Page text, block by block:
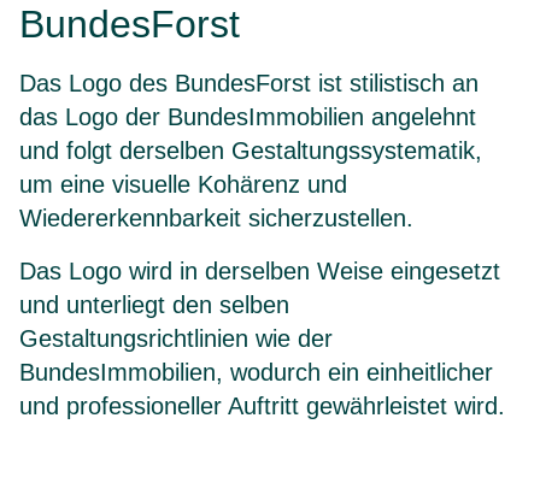
BundesForst
Das Logo des BundesForst ist stilistisch an
das Logo der BundesImmobilien angelehnt
und folgt derselben Gestaltungssystematik,
um eine visuelle Kohärenz und
Wiedererkennbarkeit sicherzustellen.
Das Logo wird in derselben Weise eingesetzt
und unterliegt den selben
Gestaltungsrichtlinien wie der
BundesImmobilien, wodurch ein einheitlicher
und professioneller Auftritt gewährleistet wird.